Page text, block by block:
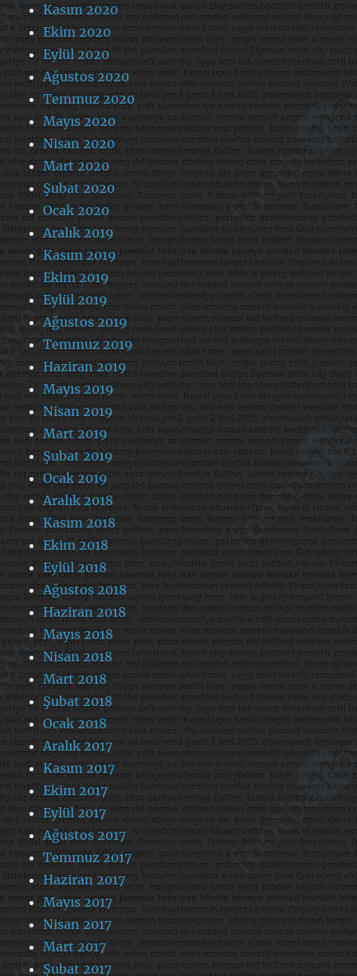
Kasım 2020
Ekim 2020
Eylül 2020
Ağustos 2020
Temmuz 2020
Mayıs 2020
Nisan 2020
Mart 2020
Şubat 2020
Ocak 2020
Aralık 2019
Kasım 2019
Ekim 2019
Eylül 2019
Ağustos 2019
Temmuz 2019
Haziran 2019
Mayıs 2019
Nisan 2019
Mart 2019
Şubat 2019
Ocak 2019
Aralık 2018
Kasım 2018
Ekim 2018
Eylül 2018
Ağustos 2018
Haziran 2018
Mayıs 2018
Nisan 2018
Mart 2018
Şubat 2018
Ocak 2018
Aralık 2017
Kasım 2017
Ekim 2017
Eylül 2017
Ağustos 2017
Temmuz 2017
Haziran 2017
Mayıs 2017
Nisan 2017
Mart 2017
Şubat 2017